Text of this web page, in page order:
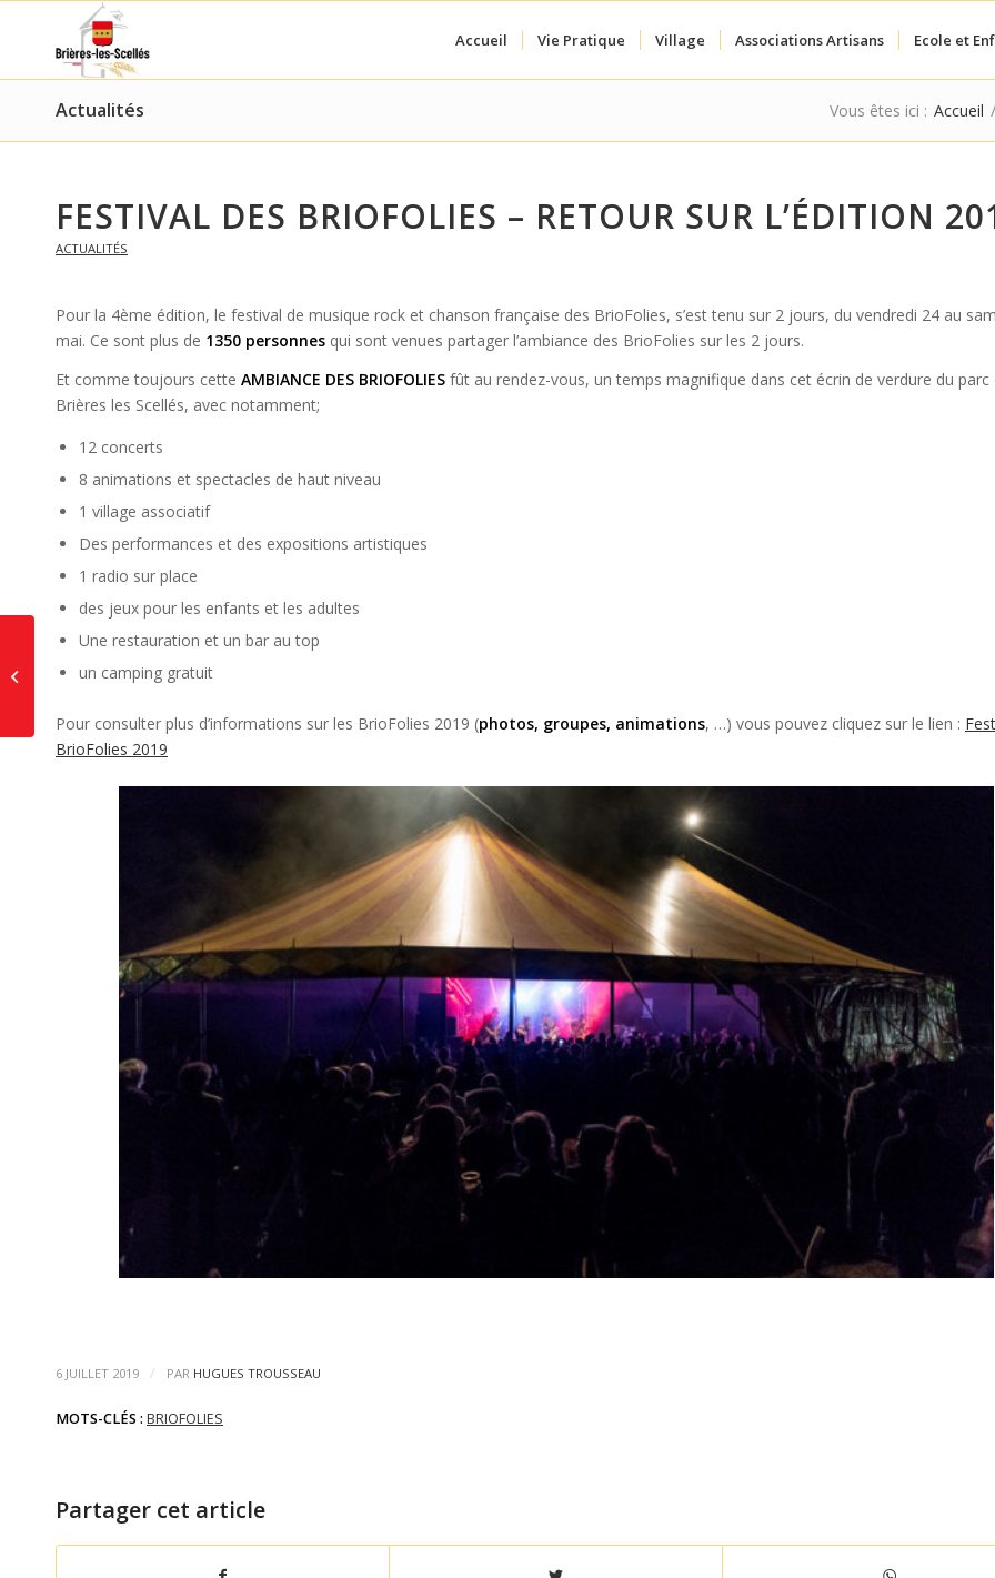
Accueil Vie Pratique Village Associations Artisans Ecole et
Actualités Vous êtes ici : Accueil /
FESTIVAL DES BRIOFOLIES – RETOUR SUR L’ÉDITION
ACTUALITÉS
Pour la 4ème édition, le festival de musique rock et chanson française des BrioFolies, s’est tenu sur 2 jours, du vendredi 24 au
mai. Ce sont plus de 1350 personnes qui sont venues partager l’ambiance des BrioFolies sur les 2 jours.
Et comme toujours cette AMBIANCE DES BRIOFOLIES fût au rendez-vous, un temps magnifique dans cet écrin de verdure du parc
Brières les Scellés, avec notamment;
12 concerts
8 animations et spectacles de haut niveau
1 village associatif
Des performances et des expositions artistiques
1 radio sur place
des jeux pour les enfants et les adultes
Une restauration et un bar au top
un camping gratuit
Pour consulter plus d’informations sur les BrioFolies 2019 (photos, groupes, animations, …) vous pouvez cliquez sur le lien :
BrioFolies 2019
6 JUILLET 2019 / PAR HUGUES TROUSSEAU
MOTS-CLÉS : BRIOFOLIES
Partager cet article
Fête des vacances à
Brières les Scellés